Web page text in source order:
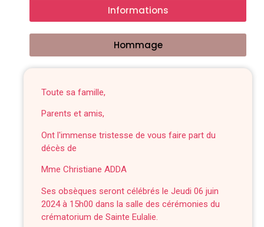
Informations
Hommage
Toute sa famille,
Parents et amis,
Ont l'immense tristesse de vous faire part du
décès de
Mme Christiane ADDA
Ses obsèques seront célébrés le Jeudi 06 juin
2024 à 15h00 dans la salle des cérémonies du
crématorium de Sainte Eulalie.